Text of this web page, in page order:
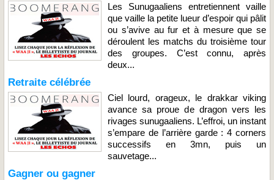
Les Sunugaaliens entretiennent vaille
que vaille la petite lueur d’espoir qui pâlit
ou s’avive au fur et à mesure que se
déroulent les matchs du troisième tour
des groupes. C’est connu, après
deux...
Retraite célébrée
Ciel lourd, orageux, le drakkar viking
avance sa proue de dragon vers les
rivages sunugaaliens. L’effroi, un instant
s’empare de l’arrière garde : 4 corners
successifs en 3mn, puis un
sauvetage...
Gagner ou gagner